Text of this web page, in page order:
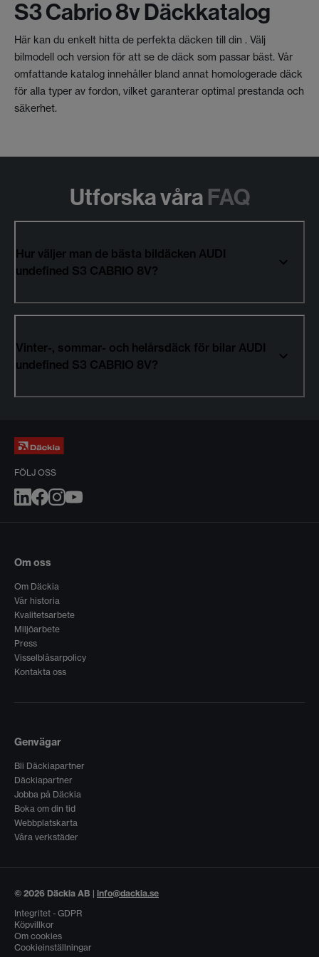
S3 Cabrio 8v Däckkatalog
Här kan du enkelt hitta de perfekta däcken till din . Välj
bilmodell och version för att se de däck som passar bäst. Vår
omfattande katalog innehåller bland annat homologerade däck
för alla typer av fordon, vilket garanterar optimal prestanda och
säkerhet.
Utforska våra FAQ
Hur väljer man de bästa bildäcken AUDI
undefined S3 CABRIO 8V?
Vinter-, sommar- och helårsdäck för bilar AUDI
undefined S3 CABRIO 8V?
FÖLJ OSS
Om oss
Om Däckia
Vår historia
Kvalitetsarbete
Miljöarbete
Press
Visselblåsarpolicy
Kontakta oss
Genvägar
Bli Däckiapartner
Däckiapartner
Jobba på Däckia
Boka om din tid
Webbplatskarta
Våra verkstäder
© 2026 Däckia AB | info@dackia.se
Integritet - GDPR
Köpvillkor
Om cookies
Cookieinställningar